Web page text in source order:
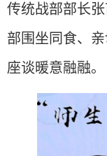
传统战部部长
部围坐同食、
座谈暖意融融。